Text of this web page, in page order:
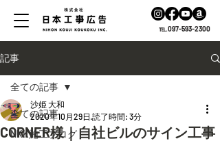
℡.097-593-2300
記事
全ての記事
NKK施工ブログ
全ての記事
CORNER様｜自社ビルのサイン工事
沙姫 大和
2020年10月29日 読了時間: 3分